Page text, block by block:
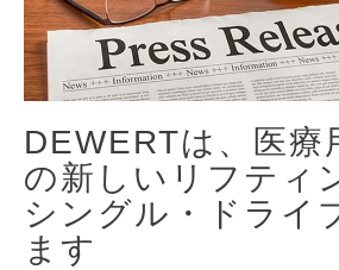
DEWERTは、医療
の新しいリフティ
シングル・ドライ
ます